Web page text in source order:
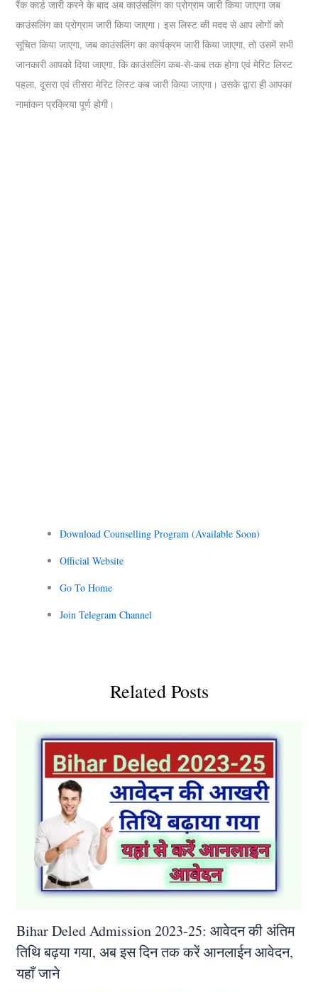
रैंक कार्ड जारी करने के बाद अब काउंसलिंग का प्रोग्राम जारी किया जाएगा जब
काउंसलिंग का प्रोग्राम जारी किया जाएगा। इस लिस्ट की मदद से आप लोगों को
सूचित किया जाएगा, जब काउंसलिंग का कार्यक्रम जारी किया जाएगा, तो उसमें सभी
जानकारी आपको दिया जाएगा, कि काउंसलिंग कब-से-कब तक होगा एवं मेरिट लिस्ट
पहला, दूसरा एवं तीसरा मेरिट लिस्ट कब जारी किया जाएगा। उसके द्वारा ही आपका
नामांकन प्रक्रिया पूर्ण होगी।
Download Counselling Program (Available Soon)
Official Website
Go To Home
Join Telegram Channel
Related Posts
Bihar Deled Admission 2023-25: आवेदन की अंतिम
तिथि बढ़या गया, अब इस दिन तक करें आनलाईन आवेदन,
यहाँ जाने